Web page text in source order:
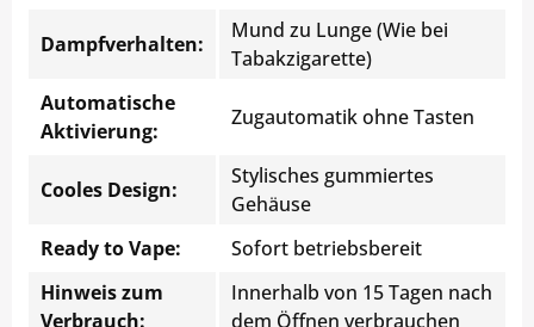
Dampfverhalten:
Mund zu Lunge (Wie bei
Tabakzigarette)
Automatische
Aktivierung:
Zugautomatik ohne Tasten
Cooles Design:
Stylisches gummiertes
Gehäuse
Ready to Vape:
Sofort betriebsbereit
Hinweis zum
Verbrauch:
Innerhalb von 15 Tagen nach
dem Öffnen verbrauchen